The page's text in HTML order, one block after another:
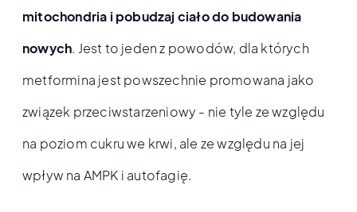
mitochondria i pobudzaj ciało do budowania
nowych. Jest to jeden z powodów, dla których
metformina jest powszechnie promowana jako
związek przeciwstarzeniowy - nie tyle ze względu
na poziom cukru we krwi, ale ze względu na jej
wpływ na AMPK i autofagię.